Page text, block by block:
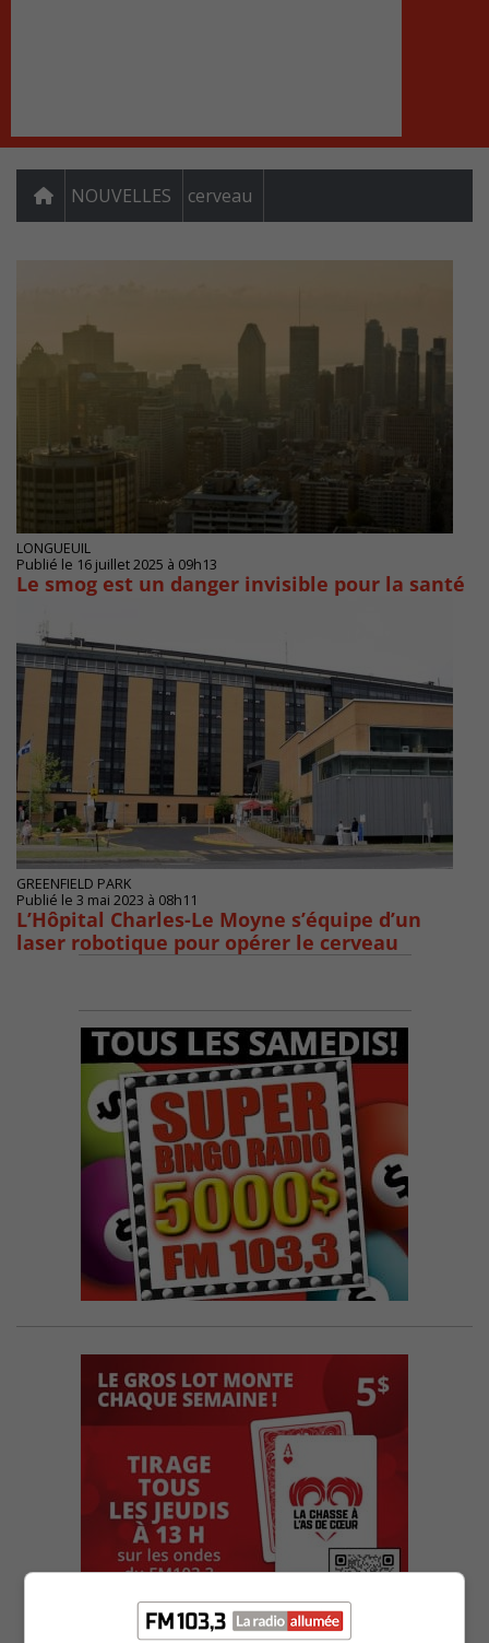
NOUVELLES cerveau
LONGUEUIL
Publié le 16 juillet 2025 à 09h13
Le smog est un danger invisible pour la santé
GREENFIELD PARK
Publié le 3 mai 2023 à 08h11
L’Hôpital Charles-Le Moyne s’équipe d’un
laser robotique pour opérer le cerveau